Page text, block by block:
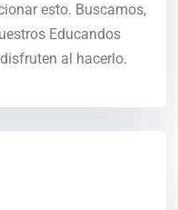
esto. Buscamos,
Educandos
al hacerlo.